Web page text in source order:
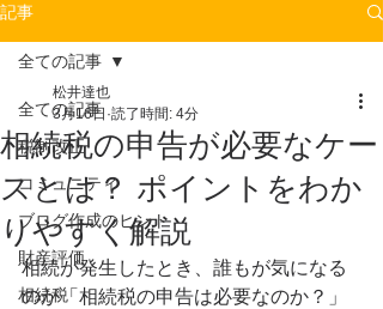
記事
全ての記事
税制改正
コミュニティ
ブログ作成のヒント
財産評価
相続税
全ての記事
相続税の申告が必要なケー
スとは？ ポイントをわか
りやすく解説
松井達也
3月16日 読了時間: 4分
相続が発生したとき、誰もが気になる
のが「相続税の申告は必要なのか？」